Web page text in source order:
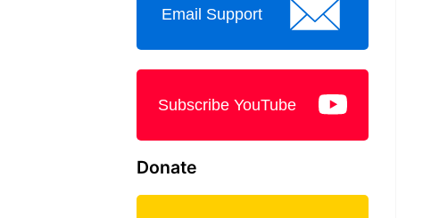
Email Support
Subscribe YouTube
Donate